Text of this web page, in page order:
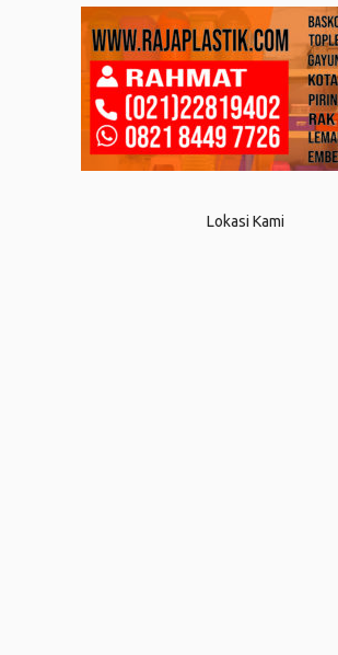
Lokasi Kami